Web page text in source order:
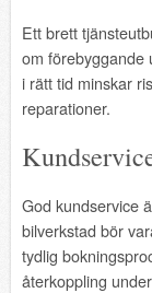
Ett brett
om förebyggande
i rätt tid minskar
reparationer.
God kundservice
bilverkstad bör
tydlig
återkoppling